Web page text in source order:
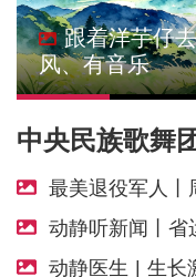
跟着洋芋仔
风、有音乐
最美退役军人丨周祥：
动静听新闻丨省运会+州庆70周年“双喜临门”，黔南州释放惠民红利丨
动静医生 | 生长